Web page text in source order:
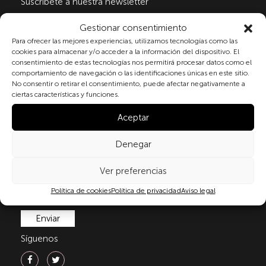
Gestionar consentimiento
Para ofrecer las mejores experiencias, utilizamos tecnologías como las
cookies para almacenar y/o acceder a la información del dispositivo. El
consentimiento de estas tecnologías nos permitirá procesar datos como el
comportamiento de navegación o las identificaciones únicas en este sitio.
No consentir o retirar el consentimiento, puede afectar negativamente a
ciertas características y funciones.
Aceptar
Denegar
Ver preferencias
Política de cookiesPolítica de privacidadAviso legal
Al marcar la casilla y enviar este formulario, usted
consiente expresamente el tratamiento de sus datos
personales conforme a la normativa vigente en
materia de protección de datos personales, en
particular, de acuerdo con lo dispuesto en el
Reglamento (UE) 2016/679 del Parlamento Europeo y
del Consejo de 27 de abril de 2016 (RGPD) y la Ley
Datos Personales y garantía de los derechos
política de privacidad
Síguenos